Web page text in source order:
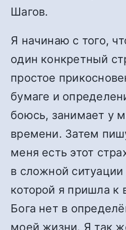
Шагов.
Я начинаю с того,
один конкретный
простое
бумаге и
боюсь, занимает у
времени. Затем
меня есть этот
в сложной
которой я пришла к
Бога нет в
моей жизни. Я так